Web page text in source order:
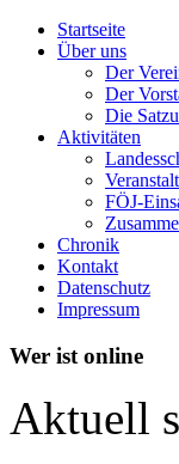
Startseite
Über uns
Der
Der
Die
Aktivitäten
FÖJ-
Chronik
Kontakt
Datenschutz
Impressum
Wer ist online
Aktuell